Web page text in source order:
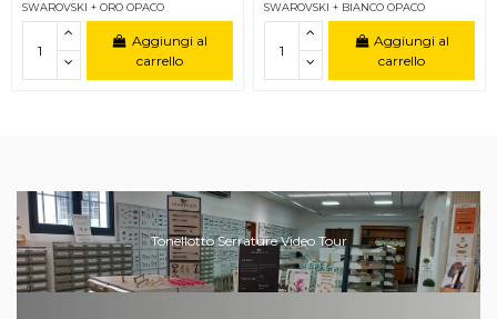
SWAROVSKI + ORO OPACO
Aggiungi al
carrello
SWAROVSKI + BIANCO OPACO
Aggiungi al
carrello
Tonellotto Serrature Video Tour